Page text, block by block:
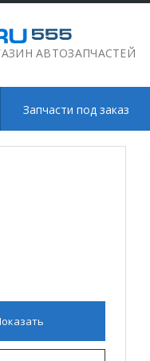
АВТОЗАПЧАСТЕЙ
Запчасти под заказ